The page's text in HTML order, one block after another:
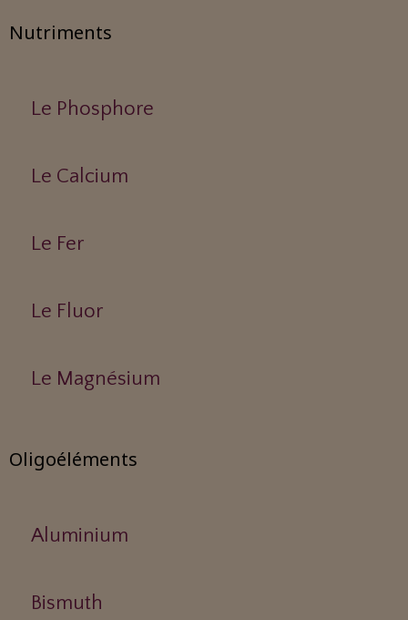
Nutriments
Le Phosphore
Le Calcium
Le Fer
Le Fluor
Le Magnésium
Oligoéléments
Aluminium
Bismuth